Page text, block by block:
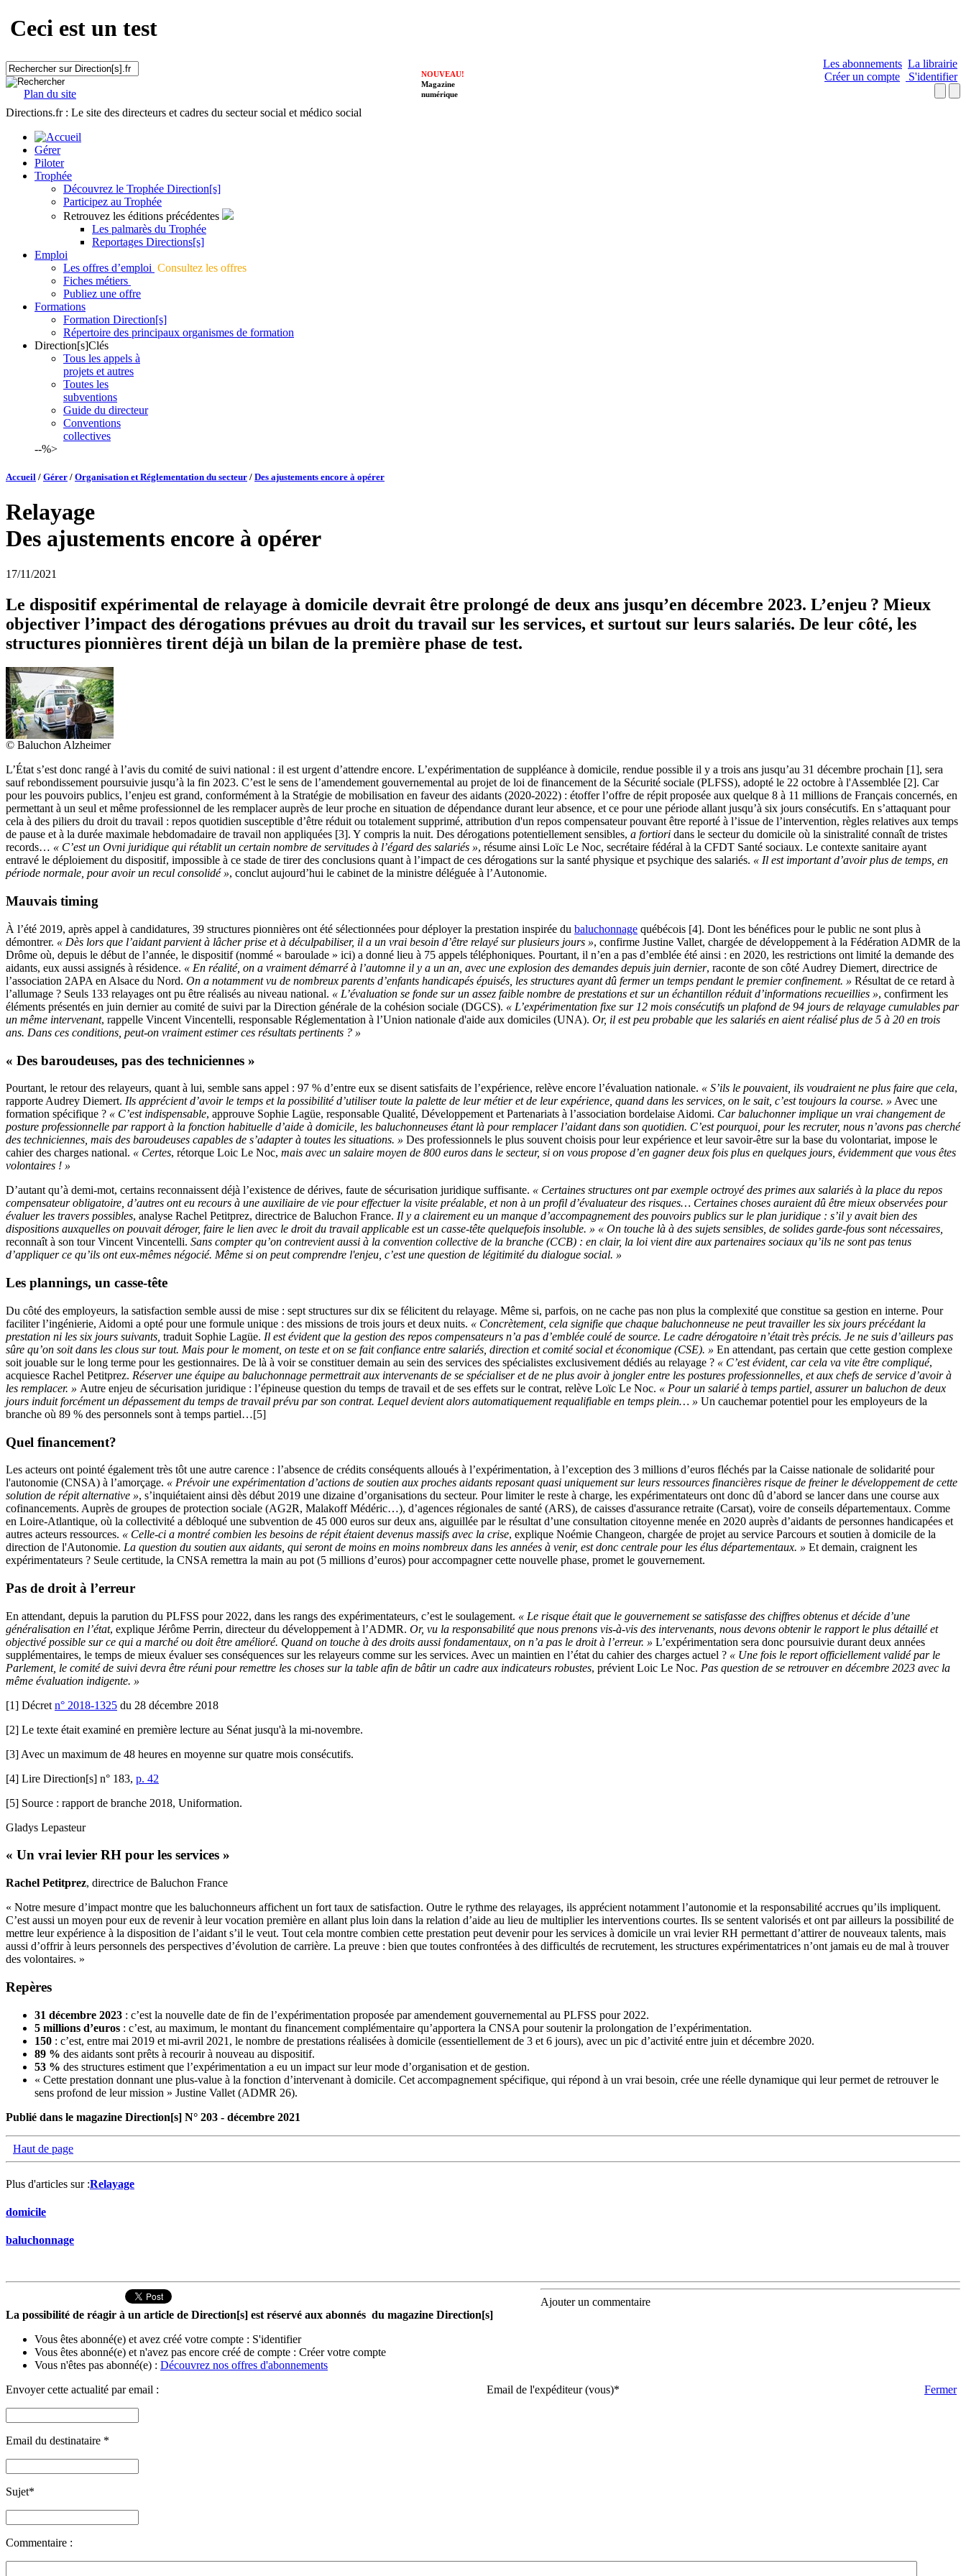
Ceci est un test
Plan du site
Les abonnements La librairie
Créer un compte
S'identifier
NOUVEAU!
Magazine
numérique
Directions.fr : Le site des directeurs et cadres du secteur social et médico social
Gérer
Piloter
Trophée
Découvrez le Trophée Direction[s]
Participez au Trophée
Retrouvez les éditions précédentes
Les palmarès du Trophée
Reportages Directions[s]
Emploi
Les offres d’emploi Consultez les offres
Fiches métiers
Publiez une offre
Formations
Formation Direction[s]
Répertoire des principaux organismes de formation
Direction[s]Clés
Tous les appels à
projets et autres
Toutes les
subventions
Guide du directeur
Conventions
collectives
--%>
Accueil / Gérer / Organisation et Réglementation du secteur / Des ajustements encore à opérer
Relayage
Des ajustements encore à opérer
17/11/2021
Le dispositif expérimental de relayage à domicile devrait être prolongé de deux ans jusqu’en décembre 2023. L’enjeu ? Mieux
objectiver l’impact des dérogations prévues au droit du travail sur les services, et surtout sur leurs salariés. De leur côté, les
structures pionnières tirent déjà un bilan de la première phase de test.
© Baluchon Alzheimer
L’État s’est donc rangé à l’avis du comité de suivi national : il est urgent d’attendre encore. L’expérimentation de suppléance à domicile, rendue possible il y a trois ans jusqu’au 31 décembre prochain [1], sera
sauf rebondissement poursuivie jusqu’à la fin 2023. C’est le sens de l’amendement gouvernemental au projet de loi de financement de la Sécurité sociale (PLFSS), adopté le 22 octobre à l'Assemblée [2]. Car
pour les pouvoirs publics, l’enjeu est grand, conformément à la Stratégie de mobilisation en faveur des aidants (2020-2022) : étoffer l’offre de répit proposée aux quelque 8 à 11 millions de Français concernés, en
permettant à un seul et même professionnel de les remplacer auprès de leur proche en situation de dépendance durant leur absence, et ce pour une période allant jusqu’à six jours consécutifs. En s’attaquant pour
cela à des piliers du droit du travail : repos quotidien susceptible d’être réduit ou totalement supprimé, attribution d'un repos compensateur pouvant être reporté à l’issue de l’intervention, règles relatives aux temps
de pause et à la durée maximale hebdomadaire de travail non appliquées [3]. Y compris la nuit. Des dérogations potentiellement sensibles, a fortiori dans le secteur du domicile où la sinistralité connaît de tristes
records… « C’est un Ovni juridique qui rétablit un certain nombre de servitudes à l’égard des salariés », résume ainsi Loïc Le Noc, secrétaire fédéral à la CFDT Santé sociaux. Le contexte sanitaire ayant
entravé le déploiement du dispositif, impossible à ce stade de tirer des conclusions quant à l’impact de ces dérogations sur la santé physique et psychique des salariés. « Il est important d’avoir plus de temps, en
période normale, pour avoir un recul consolidé », conclut aujourd’hui le cabinet de la ministre déléguée à l’Autonomie.
Mauvais timing
À l’été 2019, après appel à candidatures, 39 structures pionnières ont été sélectionnées pour déployer la prestation inspirée du baluchonnage québécois [4]. Dont les bénéfices pour le public ne sont plus à
démontrer. « Dès lors que l’aidant parvient à lâcher prise et à déculpabiliser, il a un vrai besoin d’être relayé sur plusieurs jours », confirme Justine Vallet, chargée de développement à la Fédération ADMR de la
Drôme où, depuis le début de l’année, le dispositif (nommé « baroulade » ici) a donné lieu à 75 appels téléphoniques. Pourtant, il n’en a pas d’emblée été ainsi : en 2020, les restrictions ont limité la demande des
aidants, eux aussi assignés à résidence. « En réalité, on a vraiment démarré à l’automne il y a un an, avec une explosion des demandes depuis juin dernier, raconte de son côté Audrey Diemert, directrice de
l’association 2APA en Alsace du Nord. On a notamment vu de nombreux parents d’enfants handicapés épuisés, les structures ayant dû fermer un temps pendant le premier confinement. » Résultat de ce retard à
l’allumage ? Seuls 133 relayages ont pu être réalisés au niveau national. « L’évaluation se fonde sur un assez faible nombre de prestations et sur un échantillon réduit d’informations recueillies », confirment les
éléments présentés en juin dernier au comité de suivi par la Direction générale de la cohésion sociale (DGCS). « L’expérimentation fixe sur 12 mois consécutifs un plafond de 94 jours de relayage cumulables par
un même intervenant, rappelle Vincent Vincentelli, responsable Réglementation à l’Union nationale d'aide aux domiciles (UNA). Or, il est peu probable que les salariés en aient réalisé plus de 5 à 20 en trois
ans. Dans ces conditions, peut-on vraiment estimer ces résultats pertinents ? »
« Des baroudeuses, pas des techniciennes »
Pourtant, le retour des relayeurs, quant à lui, semble sans appel : 97 % d’entre eux se disent satisfaits de l’expérience, relève encore l’évaluation nationale. « S’ils le pouvaient, ils voudraient ne plus faire que cela,
rapporte Audrey Diemert. Ils apprécient d’avoir le temps et la possibilité d’utiliser toute la palette de leur métier et de leur expérience, quand dans les services, on le sait, c’est toujours la course. » Avec une
formation spécifique ? « C’est indispensable, approuve Sophie Lagüe, responsable Qualité, Développement et Partenariats à l’association bordelaise Aidomi. Car baluchonner implique un vrai changement de
posture professionnelle par rapport à la fonction habituelle d’aide à domicile, les baluchonneuses étant là pour remplacer l’aidant dans son quotidien. C’est pourquoi, pour les recruter, nous n’avons pas cherché
des techniciennes, mais des baroudeuses capables de s’adapter à toutes les situations. » Des professionnels le plus souvent choisis pour leur expérience et leur savoir-être sur la base du volontariat, impose le
cahier des charges national. « Certes, rétorque Loic Le Noc, mais avec un salaire moyen de 800 euros dans le secteur, si on vous propose d’en gagner deux fois plus en quelques jours, évidemment que vous êtes
volontaires ! »
D’autant qu’à demi-mot, certains reconnaissent déjà l’existence de dérives, faute de sécurisation juridique suffisante. « Certaines structures ont par exemple octroyé des primes aux salariés à la place du repos
compensateur obligatoire, d’autres ont eu recours à une auxiliaire de vie pour effectuer la visite préalable, et non à un profil d’évaluateur des risques… Certaines choses auraient dû être mieux observées pour
évaluer les travers possibles, analyse Rachel Petitprez, directrice de Baluchon France. Il y a clairement eu un manque d’accompagnement des pouvoirs publics sur le plan juridique : s’il y avait bien des
dispositions auxquelles on pouvait déroger, faire le lien avec le droit du travail applicable est un casse-tête quelquefois insoluble. » « On touche là à des sujets sensibles, de solides garde-fous sont nécessaires,
reconnaît à son tour Vincent Vincentelli. Sans compter qu’on contrevient aussi à la convention collective de la branche (CCB) : en clair, la loi vient dire aux partenaires sociaux qu’ils ne sont pas tenus
d’appliquer ce qu’ils ont eux-mêmes négocié. Même si on peut comprendre l'enjeu, c’est une question de légitimité du dialogue social. »
Les plannings, un casse-tête
Du côté des employeurs, la satisfaction semble aussi de mise : sept structures sur dix se félicitent du relayage. Même si, parfois, on ne cache pas non plus la complexité que constitue sa gestion en interne. Pour
faciliter l’ingénierie, Aidomi a opté pour une formule unique : des missions de trois jours et deux nuits. « Concrètement, cela signifie que chaque baluchonneuse ne peut travailler les six jours précédant la
prestation ni les six jours suivants, traduit Sophie Lagüe. Il est évident que la gestion des repos compensateurs n’a pas d’emblée coulé de source. Le cadre dérogatoire n’était très précis. Je ne suis d’ailleurs pas
sûre qu’on soit dans les clous sur tout. Mais pour le moment, on teste et on se fait confiance entre salariés, direction et comité social et économique (CSE). » En attendant, pas certain que cette gestion complexe
soit jouable sur le long terme pour les gestionnaires. De là à voir se constituer demain au sein des services des spécialistes exclusivement dédiés au relayage ? « C’est évident, car cela va vite être compliqué,
acquiesce Rachel Petitprez. Réserver une équipe au baluchonnage permettrait aux intervenants de se spécialiser et de ne plus avoir à jongler entre les postures professionnelles, et aux chefs de service d’avoir à
les remplacer. » Autre enjeu de sécurisation juridique : l’épineuse question du temps de travail et de ses effets sur le contrat, relève Loïc Le Noc. « Pour un salarié à temps partiel, assurer un baluchon de deux
jours induit forcément un dépassement du temps de travail prévu par son contrat. Lequel devient alors automatiquement requalifiable en temps plein… » Un cauchemar potentiel pour les employeurs de la
branche où 89 % des personnels sont à temps partiel…[5]
Quel financement?
Les acteurs ont pointé également très tôt une autre carence : l’absence de crédits conséquents alloués à l’expérimentation, à l’exception des 3 millions d’euros fléchés par la Caisse nationale de solidarité pour
l'autonomie (CNSA) à l’amorçage. « Prévoir une expérimentation d’actions de soutien aux proches aidants reposant quasi uniquement sur leurs ressources financières risque de freiner le développement de cette
solution de répit alternative », s’inquiétaient ainsi dès début 2019 une dizaine d’organisations du secteur. Pour limiter le reste à charge, les expérimentateurs ont donc dû d’abord se lancer dans une course aux
cofinancements. Auprès de groupes de protection sociale (AG2R, Malakoff Médéric…), d’agences régionales de santé (ARS), de caisses d'assurance retraite (Carsat), voire de conseils départementaux. Comme
en Loire-Atlantique, où la collectivité a débloqué une subvention de 45 000 euros sur deux ans, aiguillée par le résultat d’une consultation citoyenne menée en 2020 auprès d’aidants de personnes handicapées et
autres acteurs ressources. « Celle-ci a montré combien les besoins de répit étaient devenus massifs avec la crise, explique Noémie Changeon, chargée de projet au service Parcours et soutien à domicile de la
direction de l'Autonomie. La question du soutien aux aidants, qui seront de moins en moins nombreux dans les années à venir, est donc centrale pour les élus départementaux. » Et demain, craignent les
expérimentateurs ? Seule certitude, la CNSA remettra la main au pot (5 millions d’euros) pour accompagner cette nouvelle phase, promet le gouvernement.
Pas de droit à l’erreur
En attendant, depuis la parution du PLFSS pour 2022, dans les rangs des expérimentateurs, c’est le soulagement. « Le risque était que le gouvernement se satisfasse des chiffres obtenus et décide d’une
généralisation en l’état, explique Jérôme Perrin, directeur du développement à l’ADMR. Or, vu la responsabilité que nous prenons vis-à-vis des intervenants, nous devons obtenir le rapport le plus détaillé et
objectivé possible sur ce qui a marché ou doit être amélioré. Quand on touche à des droits aussi fondamentaux, on n’a pas le droit à l’erreur. » L’expérimentation sera donc poursuivie durant deux années
supplémentaires, le temps de mieux évaluer ses conséquences sur les relayeurs comme sur les services. Avec un maintien en l’état du cahier des charges actuel ? « Une fois le report officiellement validé par le
Parlement, le comité de suivi devra être réuni pour remettre les choses sur la table afin de bâtir un cadre aux indicateurs robustes, prévient Loic Le Noc. Pas question de se retrouver en décembre 2023 avec la
même évaluation indigente. »
[1] Décret n° 2018-1325 du 28 décembre 2018
[2] Le texte était examiné en première lecture au Sénat jusqu'à la mi-novembre.
[3] Avec un maximum de 48 heures en moyenne sur quatre mois consécutifs.
[4] Lire Direction[s] n° 183, p. 42
[5] Source : rapport de branche 2018, Uniformation.
Gladys Lepasteur
« Un vrai levier RH pour les services »
Rachel Petitprez, directrice de Baluchon France
« Notre mesure d’impact montre que les baluchonneurs affichent un fort taux de satisfaction. Outre le rythme des relayages, ils apprécient notamment l’autonomie et la responsabilité accrues qu’ils impliquent.
C’est aussi un moyen pour eux de revenir à leur vocation première en allant plus loin dans la relation d’aide au lieu de multiplier les interventions courtes. Ils se sentent valorisés et ont par ailleurs la possibilité de
mettre leur expérience à la disposition de l’aidant s’il le veut. Tout cela montre combien cette prestation peut devenir pour les services à domicile un vrai levier RH permettant d’attirer de nouveaux talents, mais
aussi d’offrir à leurs personnels des perspectives d’évolution de carrière. La preuve : bien que toutes confrontées à des difficultés de recrutement, les structures expérimentatrices n’ont jamais eu de mal à trouver
des volontaires. »
Repères
31 décembre 2023 : c’est la nouvelle date de fin de l’expérimentation proposée par amendement gouvernemental au PLFSS pour 2022.
5 millions d’euros : c’est, au maximum, le montant du financement complémentaire qu’apportera la CNSA pour soutenir la prolongation de l’expérimentation.
150 : c’est, entre mai 2019 et mi-avril 2021, le nombre de prestations réalisées à domicile (essentiellement de 3 et 6 jours), avec un pic d’activité entre juin et décembre 2020.
89 % des aidants sont prêts à recourir à nouveau au dispositif.
53 % des structures estiment que l’expérimentation a eu un impact sur leur mode d’organisation et de gestion.
« Cette prestation donnant une plus-value à la fonction d’intervenant à domicile. Cet accompagnement spécifique, qui répond à un vrai besoin, crée une réelle dynamique qui leur permet de retrouver le
sens profond de leur mission » Justine Vallet (ADMR 26).
Publié dans le magazine Direction[s] N° 203 - décembre 2021
Haut de page
Plus d'articles sur :Relayage
domicile
baluchonnage
Ajouter un commentaire
La possibilité de réagir à un article de Direction[s] est réservé aux abonnés du magazine Direction[s]
Vous êtes abonné(e) et avez créé votre compte : S'identifier
Vous êtes abonné(e) et n'avez pas encore créé de compte : Créer votre compte
Vous n'êtes pas abonné(e) : Découvrez nos offres d'abonnements
Envoyer cette actualité par email :
Fermer
Email de l'expéditeur (vous)*
Email du destinataire *
Sujet*
Commentaire :